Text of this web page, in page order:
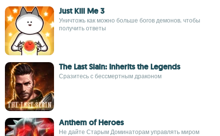
Just Kill Me 3
Уничтожь как можно больше богов демонов, чтобы
получить ответы
The Last Slain: Inherits the Legends
Сразитесь с бессмертным драконом
Anthem of Heroes
Не дайте Старым Доминаторам управлять миром